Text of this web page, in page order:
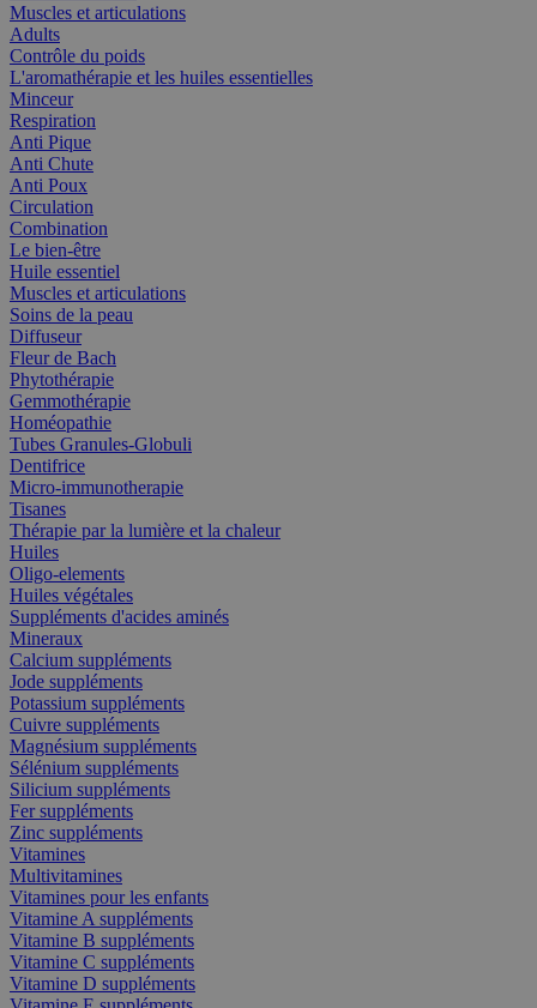
Muscles et articulations
Adults
Contrôle du poids
L'aromathérapie et les huiles essentielles
Minceur
Respiration
Anti Pique
Anti Chute
Anti Poux
Circulation
Combination
Le bien-être
Huile essentiel
Muscles et articulations
Soins de la peau
Diffuseur
Fleur de Bach
Phytothérapie
Gemmothérapie
Homéopathie
Tubes Granules-Globuli
Dentifrice
Micro-immunotherapie
Tisanes
Thérapie par la lumière et la chaleur
Huiles
Oligo-elements
Huiles végétales
Suppléments d'acides aminés
Mineraux
Calcium suppléments
Jode suppléments
Potassium suppléments
Cuivre suppléments
Magnésium suppléments
Sélénium suppléments
Silicium suppléments
Fer suppléments
Zinc suppléments
Vitamines
Multivitamines
Vitamines pour les enfants
Vitamine A suppléments
Vitamine B suppléments
Vitamine C suppléments
Vitamine D suppléments